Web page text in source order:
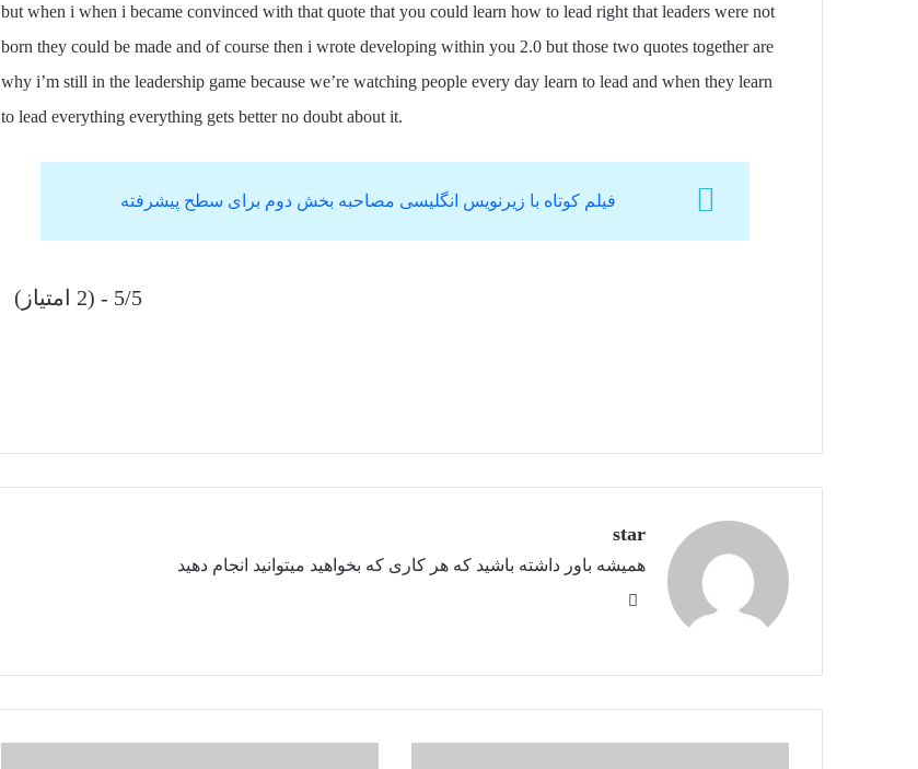
but when i when i became convinced with that quote that you could learn how to lead right that leaders were not
born they could be made and of course then i wrote developing within you 2.0 but those two quotes together are
why i’m still in the leadership game because we’re watching people every day learn to lead and when they learn
to lead everything everything gets better no doubt about it.
فیلم کوتاه با زیرنویس انگلیسی مصاحبه بخش دوم برای سطح پیشرفته
5/5 - (2 امتیاز)
star
همیشه باور داشته باشید که هر کاری که بخواهید میتوانید انجام دهید